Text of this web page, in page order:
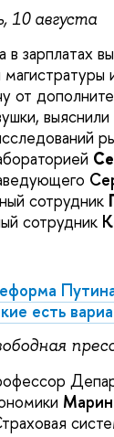
10 августа
в зарплатах
магистратуры
от
выяснили
сотрудник
сотрудник
есть